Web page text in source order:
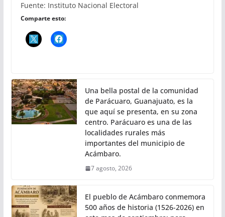
Fuente: Instituto Nacional Electoral
Comparte esto:
Una bella postal de la comunidad
de Parácuaro, Guanajuato, es la
que aquí se presenta, en su zona
centro. Parácuaro es una de las
localidades rurales más
importantes del municipio de
Acámbaro.
7 agosto, 2026
El pueblo de Acámbaro conmemora
500 años de historia (1526-2026) en